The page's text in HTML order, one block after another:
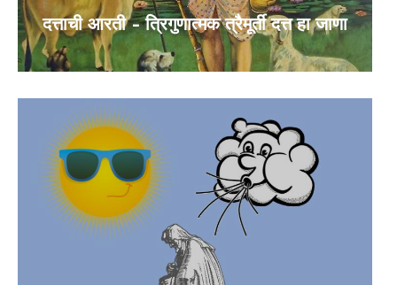
दत्ताची आरती – त्रिगुणात्मक त्रैमूर्ती दत्त हा जाणा